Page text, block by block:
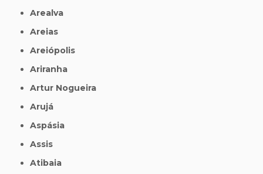
Arealva
Areias
Areiópolis
Ariranha
Artur Nogueira
Arujá
Aspásia
Assis
Atibaia